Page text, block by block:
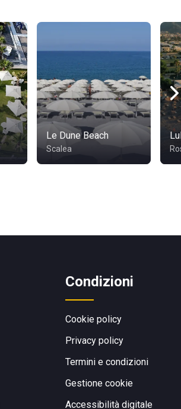
Le Dune Beach
Scalea
Condizioni
Cookie policy
Privacy policy
Termini e condizioni
Gestione cookie
Accessibilità digitale